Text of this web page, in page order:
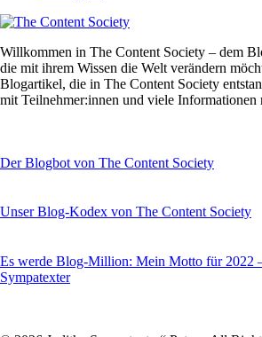
Willkommen in The Content Society – dem
die mit ihrem Wissen die Welt verändern
Blogartikel, die in The Content Society
mit Teilnehmer:innen und viele Informationen
Der Blogbot von The Content Society
Unser Blog-Kodex von The Content Society
Es werde Blog-Million: Mein Motto für 2022
Sympatexter